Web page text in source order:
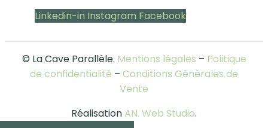
Linkedin-in Instagram Facebook
© La Cave Parallèle. Mentions légales – Politique
de confidentialité – Conditions Générales de
Vente
RéalisationAN. Web Studio.